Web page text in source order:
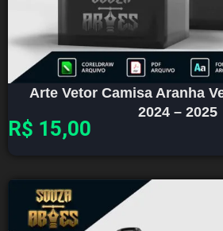
Arte Vetor Camisa Aranha
2024 – 2025
R$ 15,00